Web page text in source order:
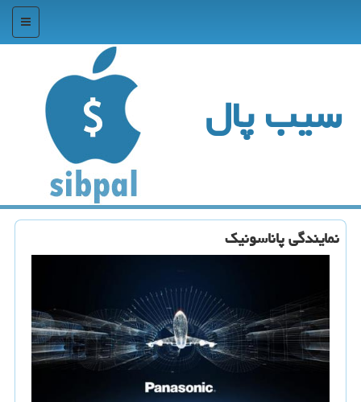
منو
سیب پال
نمایندگی پاناسونیك